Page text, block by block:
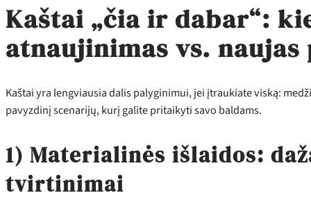
Kaštai „čia ir dabar“:
atnaujinimas vs.
Kaštai yra lengviausia dalis palyginimui, jei įtraukiate viską:
pavyzdinį scenarijų, kurį galite pritaikyti savo baldams.
1) Materialinės išlaidos:
tvirtinimai